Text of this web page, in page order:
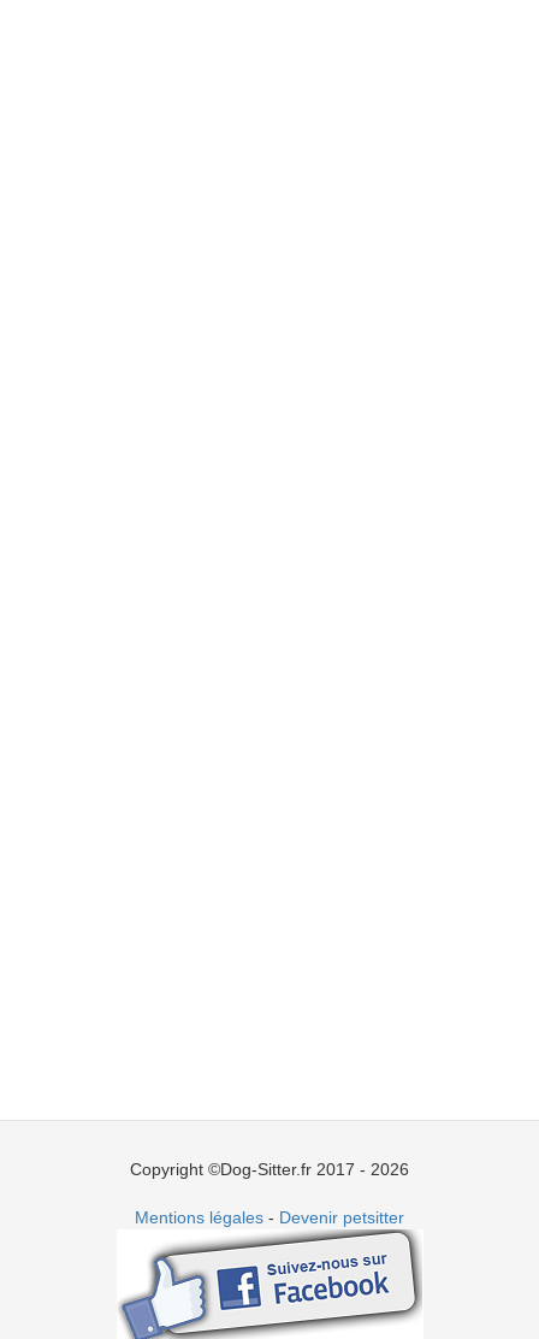
Copyright ©Dog-Sitter.fr 2017 - 2026
Mentions légales - Devenir petsitter